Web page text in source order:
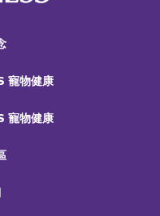
寵物健康
寵物健康